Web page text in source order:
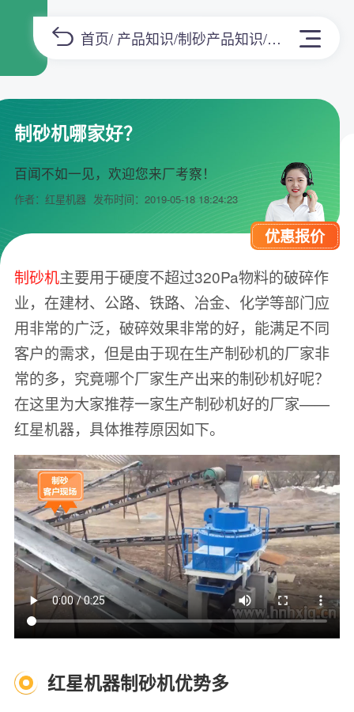
首页/ 产品知识/制砂产品知识/正文
制砂机哪家好？
百闻不如一见，欢迎您来厂考察！
作者：红星机器 发布时间：2019-05-18 18:24:23
优惠报价
制砂机主要用于硬度不超过320Pa物料的破碎作
业，在建材、公路、铁路、冶金、化学等部门应
用非常的广泛，破碎效果非常的好，能满足不同
客户的需求，但是由于现在生产制砂机的厂家非
常的多，究竟哪个厂家生产出来的制砂机好呢？
在这里为大家推荐一家生产制砂机好的厂家——
红星机器，具体推荐原因如下。
红星机器制砂机优势多